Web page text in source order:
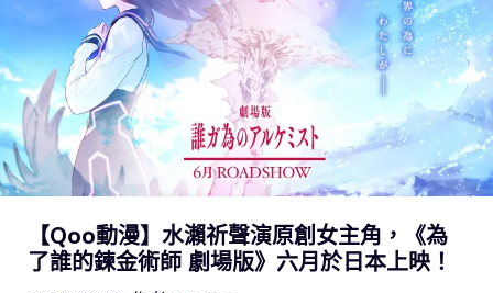
【Qoo動漫】水瀨祈聲演原創女主角，《為
了誰的鍊金術師 劇場版》六月於日本上映！